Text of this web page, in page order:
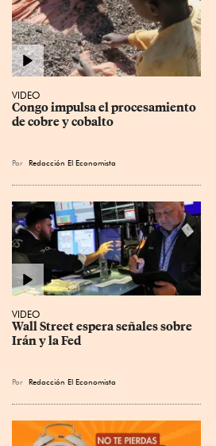
VIDEO
Congo impulsa el procesamiento
de cobre y cobalto
Por Redacción El Economista
VIDEO
Wall Street espera señales sobre
Irán y la Fed
Por Redacción El Economista